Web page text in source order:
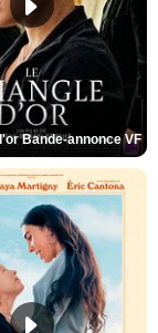
Bande-annonce VF